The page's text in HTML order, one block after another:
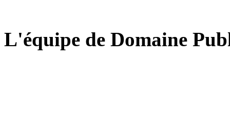
L'équipe de Domaine